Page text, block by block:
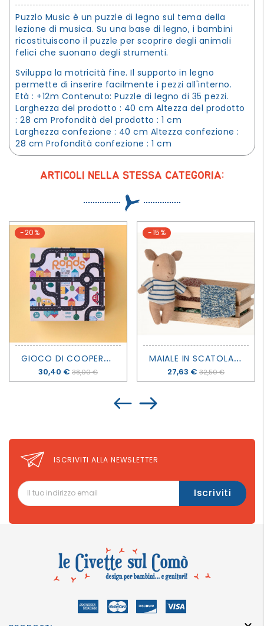
Puzzlo Music è un puzzle di legno sul tema della
lezione di musica. Su una base di legno, i bambini
ricostituiscono il puzzle per scoprire degli animali
felici che suonano degli strumenti.
Sviluppa la motricità fine. Il supporto in legno
permette di inserire facilmente i pezzi all'interno.
Età : +12m Contenuto: Puzzle di legno di 35 pezzi.
Larghezza del prodotto : 40 cm Altezza del prodotto
: 28 cm Profondità del prodotto : 1 cm
Larghezza confezione : 40 cm Altezza confezione :
28 cm Profondità confezione : 1 cm
ARTICOLI NELLA STESSA CATEGORIA:
-20%
G
IOCO DI COOPERAZIONE ROADS - LONDJI
Prezzo
30,40 € 38,00 €
-15%
M
AIALE IN SCATOLA - BEBÈ - MASCHIO - MAILEG
Prezzo
27,63 € 32,50 €
ISCRIVITI ALLA NEWSLETTER